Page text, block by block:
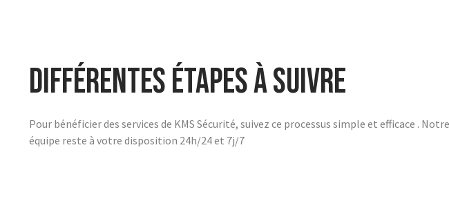
Différentes étapes à suivre
Pour bénéficier des services de KMS Sécurité, suivez ce processus simple et efficace . Notre
équipe reste à votre disposition 24h/24 et 7j/7